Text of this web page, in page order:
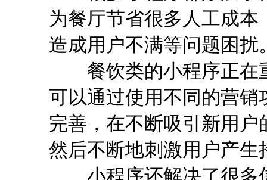
为餐厅节省很多人工成
造成用户不满等问题困扰
餐饮类的小程序正在
可以通过使用不同的营
完善，在不断吸引新用
然后不断地刺激用户产
小程序还解决了很多